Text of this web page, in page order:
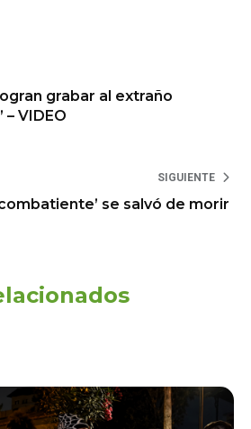
grabar al extraño
– VIDEO
SIGUIENTE
se salvó de morir